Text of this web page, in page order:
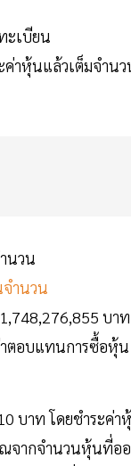
ะเบียน
าหุ้นแล้วเต็มจำน
นวน
ำนวน
บาท
ตอบแทนการซื้อหุ้น
บาท โดยชำระค่า
ณจากจำนวนหุ้นที่อ